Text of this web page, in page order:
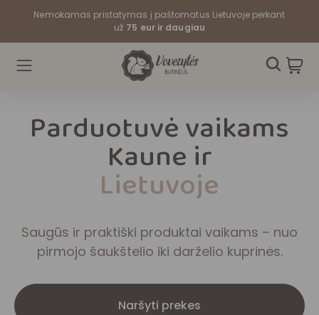
Nemokamas pristatymas į paštomatus Lietuvoje perkant
už 75 eur ir daugiau
Parduotuvė vaikams
Kaune ir
Lietuvoje
Saugūs ir praktiški produktai vaikams – nuo
pirmojo šaukštelio iki darželio kuprinės.
Naršyti prekes